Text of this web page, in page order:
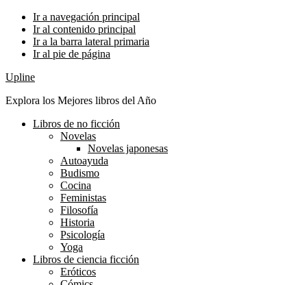
Ir a navegación principal
Ir al contenido principal
Ir a la barra lateral primaria
Ir al pie de página
Upline
Explora los Mejores libros del Año
Libros de no ficción
Novelas
Novelas japonesas
Autoayuda
Budismo
Cocina
Feministas
Filosofía
Historia
Psicología
Yoga
Libros de ciencia ficción
Eróticos